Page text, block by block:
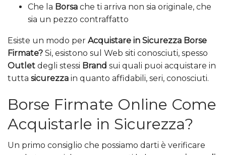
Che la Borsa che ti arriva non sia originale, che
sia un pezzo contraffatto
Esiste un modo per Acquistare in Sicurezza Borse
Firmate? Si, esistono sul Web siti conosciuti, spesso
Outlet degli stessi Brand sui quali puoi acquistare in
tutta sicurezza in quanto affidabili, seri, conosciuti.
Borse Firmate Online Come
Acquistarle in Sicurezza?
Un primo consiglio che possiamo darti è verificare